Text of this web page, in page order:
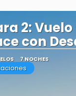
2: Vuelo
con
7 NOCHES